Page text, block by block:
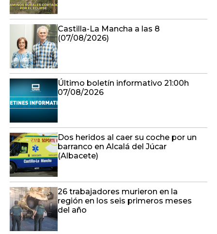
Castilla-La Mancha a las 8
(07/08/2026)
Último boletín informativo 21:00h
07/08/2026
Dos heridos al caer su coche por un
barranco en Alcalá del Júcar
(Albacete)
26 trabajadores murieron en la
región en los seis primeros meses
del año